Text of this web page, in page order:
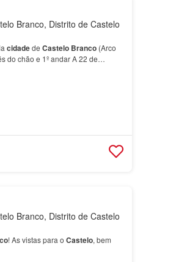
Branco, Distrito de Castelo
cidadede Castelo Branco(Arco
do chão e 1º andar A 22 de
Nosso Se…
Branco, Distrito de Castelo
! As vistas para o Castelo, bem